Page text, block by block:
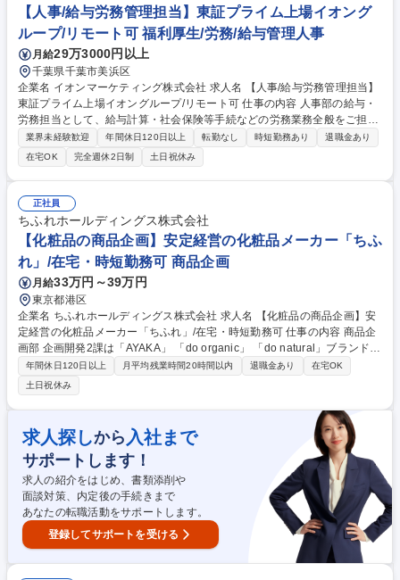
が噛み合ったきめ細かなプランづくりが欠かせません。 ●パート社員の育
成、指導、管理全般：雇用を促進、地域連携も行い、地域活性化に貢献す
るため努力していくことを約束事として掲げています。 募集職種 【南国
市/ピーマン農園運営】上場G企業の安定した環境/最先端技術/未経験歓迎
【人事/給与労務管理担当】東証プライム上場イオング
ループ/リモート可 福利厚生/労務/給与管理人事
月給29万3000円以上
千葉県千葉市美浜区
企業名 イオンマーケティング株式会社 求人名 【人事/給与労務管理担当】
東証プライム上場イオングループ/リモート可 仕事の内容 人事部の給与・
労務担当として、給与計算・社会保険等手続などの労務業務全般をご担当
頂きます。 ■給与計算・社会保険等手続は、グループ内のシェアードサー
ビス会社と協力して行っていただきますので、主にエクセルでの必要項目
の報告や、システムの運用がメイン業務となります。 ■新たな人事システ
ムの導入や人事制度改定に伴う業務もご対応頂きます。 ■当社人事部のミ
ッションである『心理的安全性の高い職場づくり』の中核となることを期
待するポジションです。 募集職種 【人事/給与労務管理担当】東証プライ
ム上場イオングループ/リモート可
業界未経験歓迎 年間休日120日以上 転勤なし 時短勤務あり
退職金あり
在宅OK
完全週休2日制 土日祝休み
正社員
ちふれホールディングス株式会社
【化粧品の商品企画】安定経営の化粧品メーカー「ちふ
れ」/在宅・時短勤務可 商品企画
月給33万円～39万円
東京都港区
企業名 ちふれホールディングス株式会社 求人名 【化粧品の商品企画】安
定経営の化粧品メーカー「ちふれ」/在宅・時短勤務可 仕事の内容 商品企
画部 企画開発2課は「AYAKA」 「do organic」 「do natural」ブランド全
商品の商品企画開発を担当する部門です。市場調査～企画商品内容検討～
官能決定～パッケージ開発～新商品説明まで、商品企画開発の プロセスに
おいて中心的な役割を担っております。 直近でリブランディングを実施し
た「AYAKA」 「do natural」は、それぞれ新しく定義したブランド価値に
基づき、明確化したターゲットを理解し商品開発を推進しています。中計
で定められた各ブランド毎の目標売上の達成を目指し、戦略的に取り組ん
でいます。 募集職種 【化粧品の商品企画】安定経営の化粧品メーカー
「ちふれ」/在宅・時短勤務可
年間休日120日以上 月平均残業時間20時間以内 退職金あり
在宅OK
土日祝休み
求人探しから 入社まで
サポートします！
求人の紹介をはじめ、書類添削や
面談対策、内定後の手続きまで
あなたの転職活動をサポートします。
登録してサポートを受ける